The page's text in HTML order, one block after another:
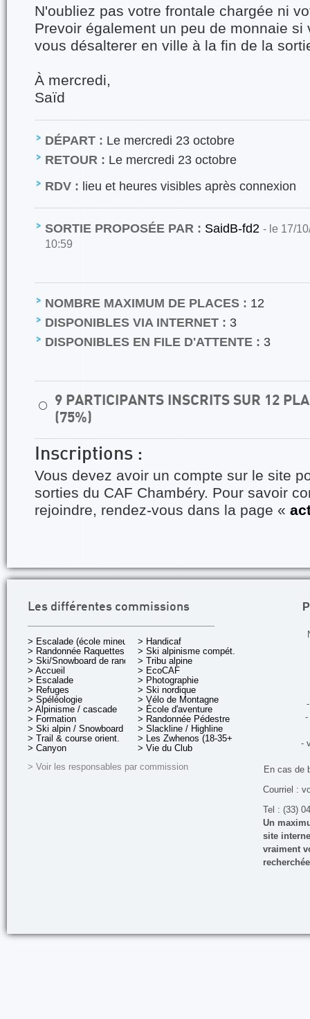
N'oubliez pas votre frontale chargée ni
Prevoir également un peu de monnaie si
vous désalterer en ville à la fin de la
À mercredi,
Saïd
DÉPART : Le mercredi 23 octobre
RETOUR : Le mercredi 23 octobre
RDV : lieu et heures visibles après connexion
SORTIE PROPOSÉE PAR : SaidB-fd2 - le 17/
10:59
NOMBRE MAXIMUM DE PLACES : 12
DISPONIBLES VIA INTERNET : 3
DISPONIBLES EN FILE D'ATTENTE : 3
⚪
9 PARTICIPANTS INSCRITS SUR 12
(75%)
Inscriptions :
Vous devez avoir un compte sur le site
sorties du CAF Chambéry. Pour savoir
rejoindre, rendez-vous dans la page «
Les différentes commissions
> Escalade (école mineurs)
> Randonnée Raquettes
> Ski/Snowboard de rando.
> Accueil
> Escalade
> Refuges
> Spéléologie
> Alpinisme / cascade
> Formation
> Ski alpin / Snowboard
> Trail & course orient.
> Canyon
> Handicaf
> Ski alpinisme compét.
> Tribu alpine
> EcoCAF
> Photographie
> Ski nordique
> Vélo de Montagne
> École d'aventure
> Randonnée Pédestre
> Slackline / Highline
> Les Zwhenos (18-35+ ans)
> Vie du Club
> Voir les responsables par commission
-
-
En cas de
Courriel :
Tel : (33)
Un
site
vraiment